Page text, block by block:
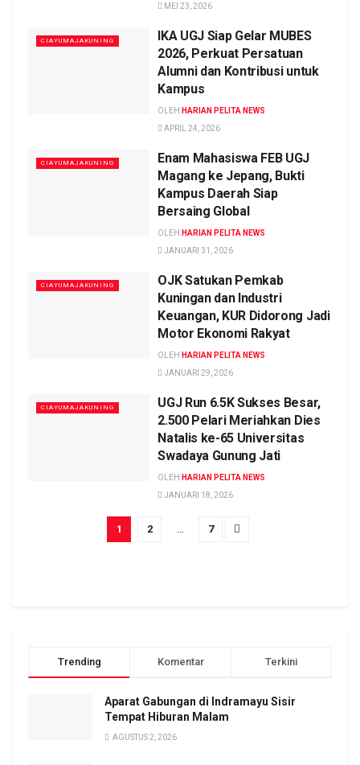
MEI 23, 2026
CIAYUMAJAKUNING
IKA UGJ Siap Gelar MUBES
2026, Perkuat Persatuan
Alumni dan Kontribusi untuk
Kampus
OLEH HARIAN PELITA NEWS
APRIL 24, 2026
CIAYUMAJAKUNING
Enam Mahasiswa FEB UGJ
Magang ke Jepang, Bukti
Kampus Daerah Siap
Bersaing Global
OLEH HARIAN PELITA NEWS
JANUARI 31, 2026
CIAYUMAJAKUNING
OJK Satukan Pemkab
Kuningan dan Industri
Keuangan, KUR Didorong Jadi
Motor Ekonomi Rakyat
OLEH HARIAN PELITA NEWS
JANUARI 29, 2026
CIAYUMAJAKUNING
UGJ Run 6.5K Sukses Besar,
2.500 Pelari Meriahkan Dies
Natalis ke-65 Universitas
Swadaya Gunung Jati
OLEH HARIAN PELITA NEWS
JANUARI 18, 2026
1 2 7
Trending Komentar Terkini
Aparat Gabungan di Indramayu Sisir
Tempat Hiburan Malam
AGUSTUS 2, 2026